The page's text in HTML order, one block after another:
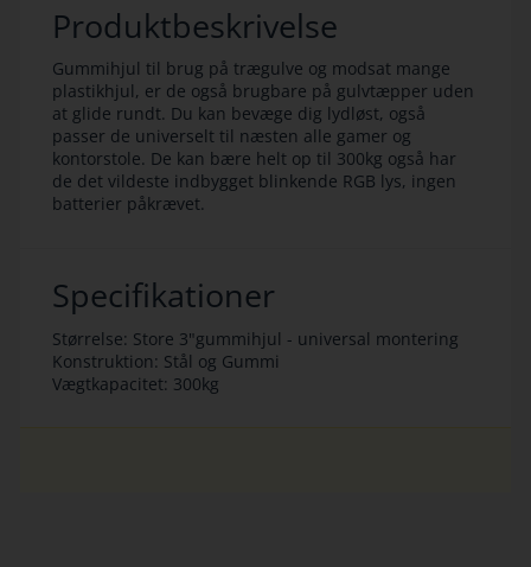
Produktbeskrivelse
Gummihjul til brug på trægulve og modsat mange
plastikhjul, er de også brugbare på gulvtæpper uden
at glide rundt. Du kan bevæge dig lydløst, også
passer de universelt til næsten alle gamer og
kontorstole. De kan bære helt op til 300kg også har
de det vildeste indbygget blinkende RGB lys, ingen
batterier påkrævet.
Specifikationer
Størrelse: Store 3"gummihjul - universal montering
Konstruktion: Stål og Gummi
Vægtkapacitet: 300kg